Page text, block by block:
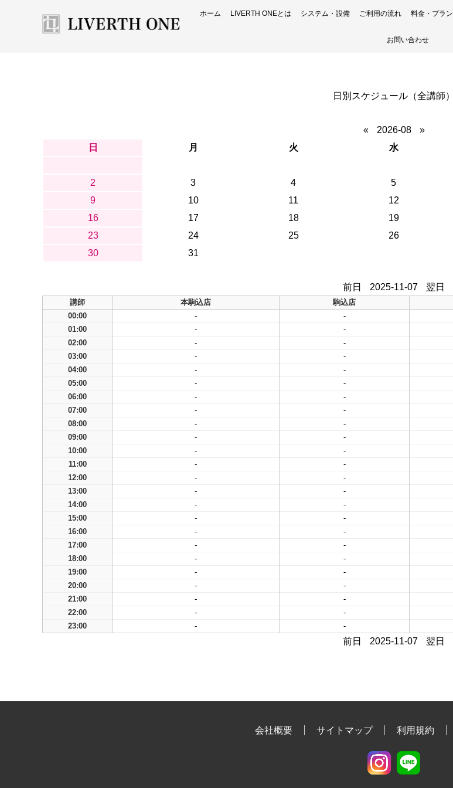
ホーム LIVERTH ONEとは システム・設備 ご利用の流れ 料金・プラン
お問い合わせ
日別スケジュール（全講師）
« 2026-08
»
日
月 火 水
2
3 4 5
9
10 11 12
16
17 18 19
23
24 25 26
30
31
前日 2025-11-07 翌日
講師 本駒込店 駒込店
00:00
- -
01:00
- -
02:00
- -
03:00
- -
04:00
- -
05:00
- -
06:00
- -
07:00
- -
08:00
- -
09:00
- -
10:00
- -
11:00
- -
12:00
- -
13:00
- -
14:00
- -
15:00
- -
16:00
- -
17:00
- -
18:00
- -
19:00
- -
20:00
- -
21:00
- -
22:00
- -
23:00
- -
前日 2025-11-07 翌日
会社概要 サイトマップ 利用規約